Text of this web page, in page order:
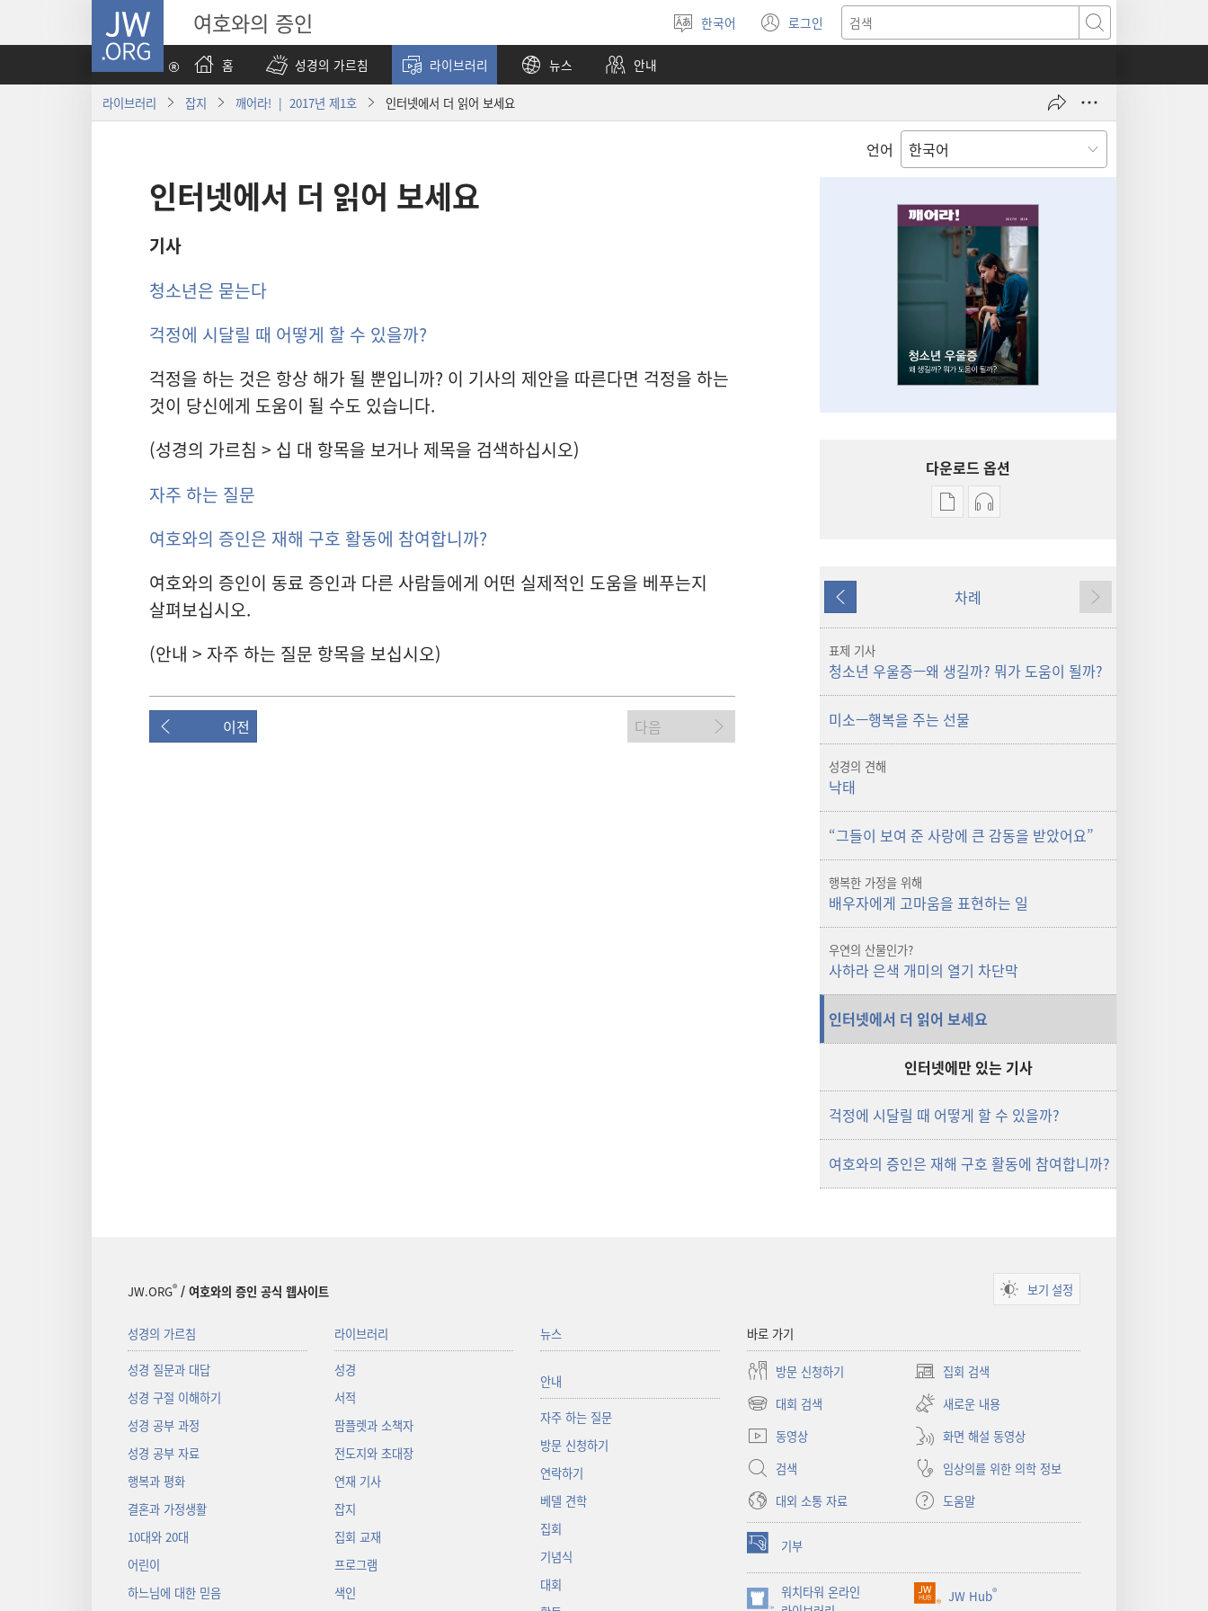
JW.ORG 여호와의 증인
언어
선택
한국어 로그인
(새로운
창
검색
홈
성경의 가르침 라이브러리 뉴스 안내
라이브러리 잡지 깨어라! | 2017년 제1호 인터넷에서 더 읽어 보세요
언어
인터넷에서 더 읽어 보세요
기사
청소년은 묻는다
걱정에 시달릴 때 어떻게 할 수 있을까?
걱정을 하는 것은 항상 해가 될 뿐입니까? 이 기사의 제안을 따른다면 걱정을 하는
것이 당신에게 도움이 될 수도 있습니다.
(성경의 가르침 > 십 대 항목을 보거나 제목을 검색하십시오)
자주 하는 질문
여호와의 증인은 재해 구호 활동에 참여합니까?
여호와의 증인이 동료 증인과 다른 사람들에게 어떤 실제적인 도움을 베푸는지
살펴보십시오.
(안내 > 자주 하는 질문 항목을 보십시오)
이전 다음
다운로드 옵션
출판물
청소년
우울증
왜
생길까?
뭐가
오디오
우울증
왜
생길까?
이전 차례 다음
표제 기사
청소년 우울증—왜 생길까? 뭐가 도움이 될까?
미소—행복을 주는 선물
성경의 견해
낙태
“그들이 보여 준 사랑에 큰 감동을 받았어요”
행복한 가정을 위해
배우자에게 고마움을 표현하는 일
우연의 산물인가?
사하라 은색 개미의 열기 차단막
인터넷에서 더 읽어 보세요
인터넷에만 있는 기사
걱정에 시달릴 때 어떻게 할 수 있을까?
여호와의 증인은 재해 구호 활동에 참여합니까?
JW.ORG® / 여호와의 증인 공식 웹사이트 보기 설정
성경의 가르침
성경 질문과 대답
성경 구절 이해하기
성경 공부 과정
성경 공부 자료
행복과 평화
결혼과 가정생활
10대와 20대
어린이
하느님에 대한 믿음
라이브러리
성경
서적
팜플렛과 소책자
전도지와 초대장
연재 기사
잡지
집회 교재
프로그램
색인
뉴스
안내
자주 하는 질문
방문 신청하기
연락하기
베델 견학
집회
기념식
대회
바로 가기
방문 신청하기 집회 검색
(새로운
창
열기)
대회 검색
(새로운
창
새로운 내용
동영상
화면 해설 동영상
검색
임상의를 위한 의학 정보
대외 소통 자료
도움말
기부
(새로운
창
열기)
워치타워 온라인
JW Hub®
(새로운